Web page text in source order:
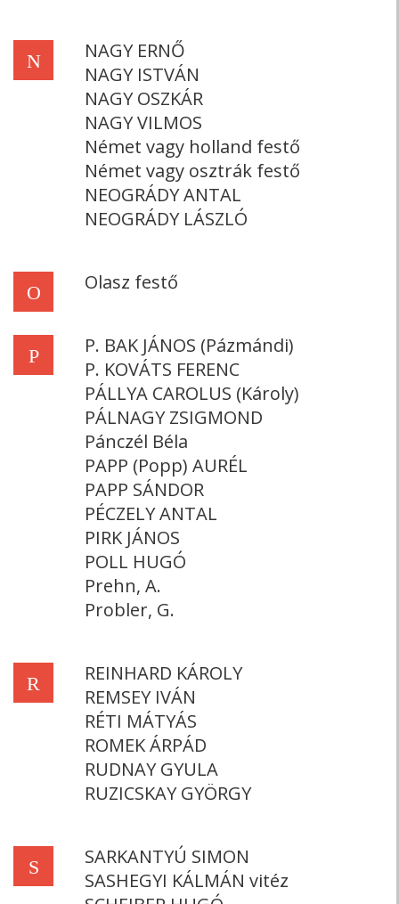
N
NAGY ERNŐ
NAGY ISTVÁN
NAGY OSZKÁR
NAGY VILMOS
Német vagy holland festő
Német vagy osztrák festő
NEOGRÁDY ANTAL
NEOGRÁDY LÁSZLÓ
O Olasz festő
P
P. BAK JÁNOS (Pázmándi)
P. KOVÁTS FERENC
PÁLLYA CAROLUS (Károly)
PÁLNAGY ZSIGMOND
Pánczél Béla
PAPP (Popp) AURÉL
PAPP SÁNDOR
PÉCZELY ANTAL
PIRK JÁNOS
POLL HUGÓ
Prehn, A.
Probler, G.
R
REINHARD KÁROLY
REMSEY IVÁN
RÉTI MÁTYÁS
ROMEK ÁRPÁD
RUDNAY GYULA
RUZICSKAY GYÖRGY
S
SARKANTYÚ SIMON
SASHEGYI KÁLMÁN vitéz